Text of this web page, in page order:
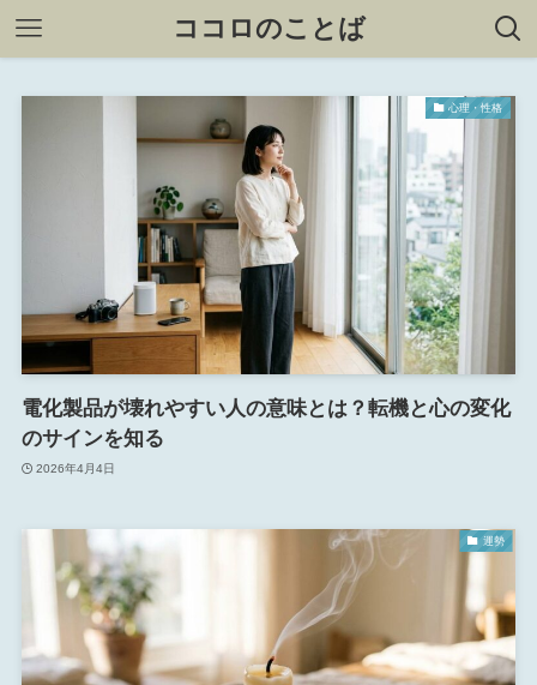
ココロのことば
心理・性格
電化製品が壊れやすい人の意味とは？転機と心の変化
のサインを知る
2026年4月4日
運勢